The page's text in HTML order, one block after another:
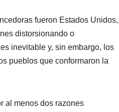
fueron Estados Unidos,
distorsionando o
inevitable y, sin embargo, los
pueblos que conformaron la
al menos dos razones